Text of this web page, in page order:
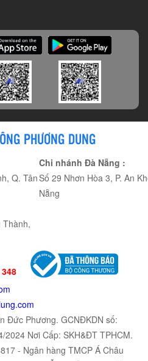
PHƯƠNG DUNG
Q. Tân
Chi nhánh Đà Nẵng :
Số 29 Nhơn Hòa 3, P. An
Nẵng
Thành,
Đức Phương. GCNĐKDN số:
2024 Nơi Cấp: SKH&ĐT TPHCM.
- Ngân hàng TMCP Á Châu